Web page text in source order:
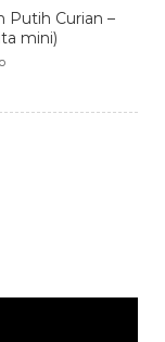
Putih Curian –
mini)